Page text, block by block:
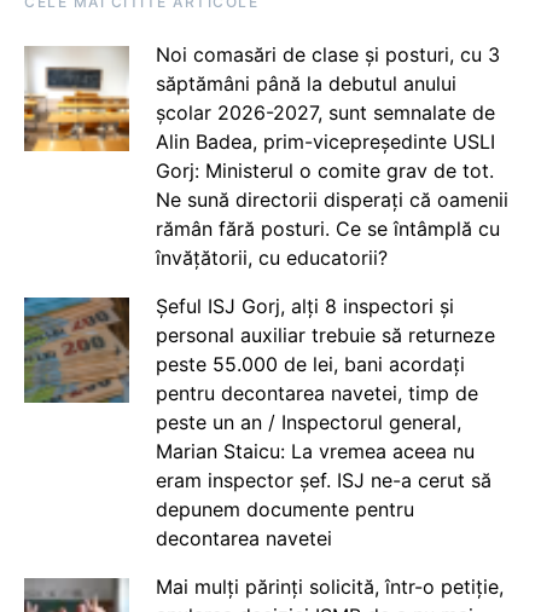
Noi comasări de clase și posturi, cu 3
săptămâni până la debutul anului
școlar 2026-2027, sunt semnalate de
Alin Badea, prim-vicepreședinte USLI
Gorj: Ministerul o comite grav de tot.
Ne sună directorii disperați că oamenii
rămân fără posturi. Ce se întâmplă cu
învățătorii, cu educatorii?
Șeful ISJ Gorj, alți 8 inspectori și
personal auxiliar trebuie să returneze
peste 55.000 de lei, bani acordați
pentru decontarea navetei, timp de
peste un an / Inspectorul general,
Marian Staicu: La vremea aceea nu
eram inspector șef. ISJ ne-a cerut să
depunem documente pentru
decontarea navetei
Mai mulți părinți solicită, într-o petiție,